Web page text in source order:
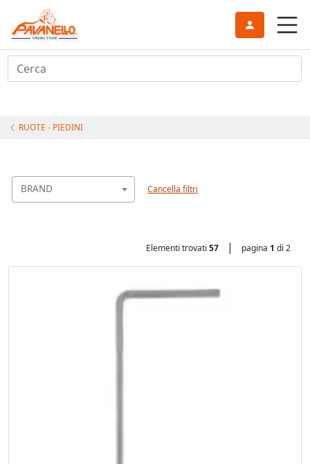
Cerca
RUOTE - PIEDINI
BRAND Cancella filtri
Elementi trovati 57 | pagina 1 di 2